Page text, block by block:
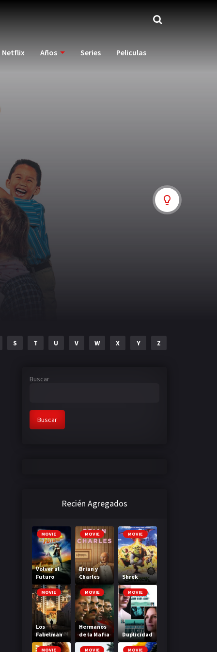
Netflix Años Series Peliculas
S T U V W X Y Z
Buscar
Buscar
Recién Agregados
MOVIE
Volver al
Futuro
MOVIE
Brian y
Charles
MOVIE
Shrek
MOVIE
Los
Fabelman
MOVIE
Hermanos
de la Mafia
MOVIE
Duplicidad
MOVIE MOVIE MOVIE